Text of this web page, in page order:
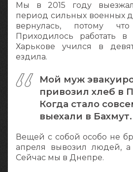
Мы в 2015 году
период сильных военных
вернулась, потому
Приходилось работать
Харькове учился в
ездила.
Мой муж
привозил хлеб в
Когда стало
выехали в Бахмут.
Вещей с собой особо не
апреля вывозил людей, а
Сейчас мы в Днепре.